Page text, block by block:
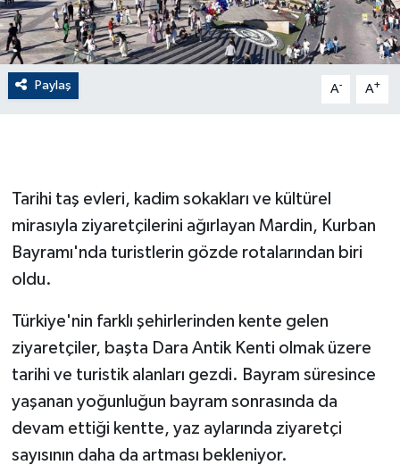
Paylaş A- A+
Tarihi taş evleri, kadim sokakları ve kültürel
mirasıyla ziyaretçilerini ağırlayan Mardin, Kurban
Bayramı'nda turistlerin gözde rotalarından biri
oldu.
Türkiye'nin farklı şehirlerinden kente gelen
ziyaretçiler, başta Dara Antik Kenti olmak üzere
tarihi ve turistik alanları gezdi. Bayram süresince
yaşanan yoğunluğun bayram sonrasında da
devam ettiği kentte, yaz aylarında ziyaretçi
sayısının daha da artması bekleniyor.
English News
Finans
GENEL
Güvenlik
İNSAN
İş Dünyası